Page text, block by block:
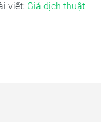
viết: Giá dịch thuật